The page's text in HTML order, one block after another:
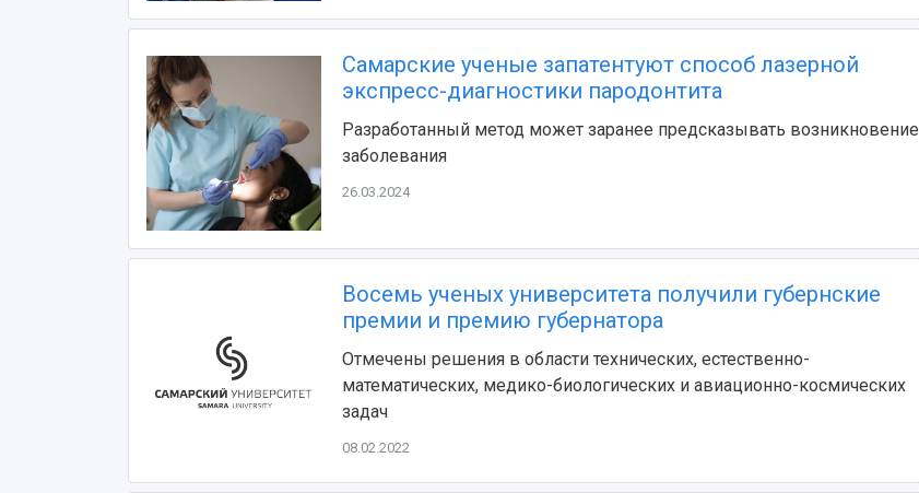
Самарские ученые запатентуют способ лазерной
экспресс-диагностики пародонтита
Разработанный метод может заранее предсказывать возникновение
заболевания
26.03.2024
Восемь ученых университета получили губернские
премии и премию губернатора
Отмечены решения в области технических, естественно-
математических, медико-биологических и авиационно-космических
задач
08.02.2022